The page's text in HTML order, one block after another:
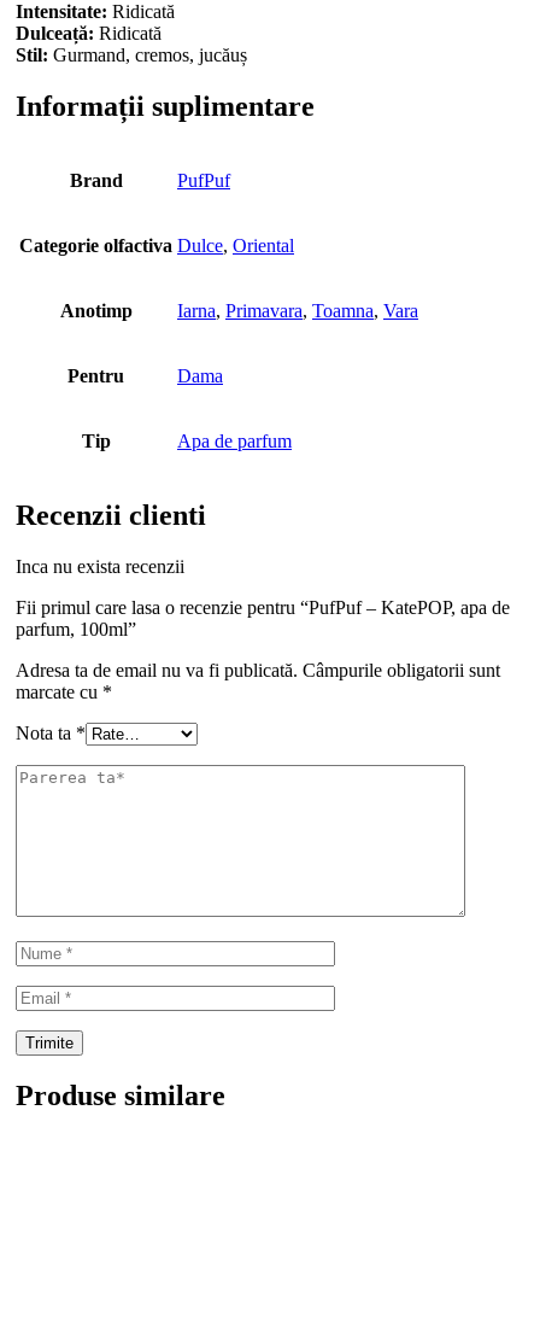
Intensitate: Ridicată
Dulceață: Ridicată
Stil: Gurmand, cremos, jucăuș
Informații suplimentare
Brand PufPuf
Categorie olfactiva Dulce, Oriental
Anotimp Iarna, Primavara, Toamna, Vara
Pentru Dama
Tip Apa de parfum
Recenzii clienti
Inca nu exista recenzii
Fii primul care lasa o recenzie pentru “PufPuf – KatePOP, apa de
parfum, 100ml”
Adresa ta de email nu va fi publicată. Câmpurile obligatorii sunt
marcate cu *
Nota ta *
Produse similare